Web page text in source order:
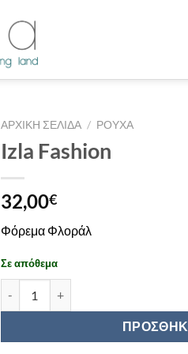
ΑΡΧΙΚΉ ΣΕΛΊΔΑ / ΡΟΎΧΑ
Izla Fashion
32,00€
Φόρεμα Φλοράλ
Σε απόθεμα